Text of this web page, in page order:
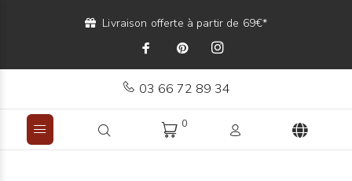
Livraison offerte à partir de 69€*
03 66 72 89 34
0